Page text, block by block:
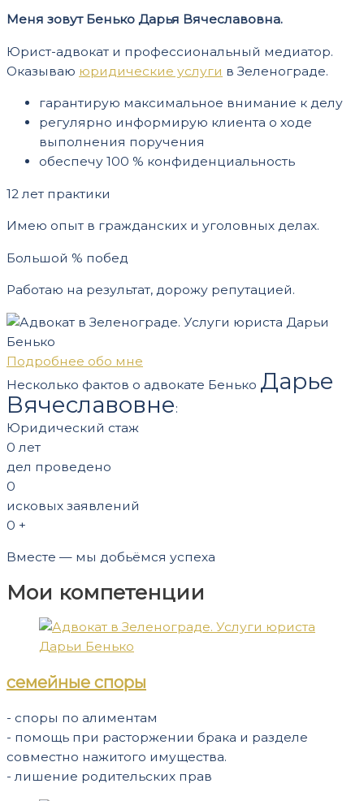
Меня зовут Бенько Дарья Вячеславовна.
Юрист-адвокат и профессиональный медиатор.
Оказываю юридические услуги в Зеленограде.
гарантирую максимальное внимание к делу
регулярно информирую клиента о ходе
выполнения поручения
обеспечу 100 % конфиденциальность
12 лет практики
Имею опыт в гражданских и уголовных делах.
Большой % побед
Работаю на результат, дорожу репутацией.
Подробнее обо мне
Несколько фактов о адвокате Бенько Дарье
Вячеславовне:
Юридический стаж
0 лет
дел проведено
0
исковых заявлений
0 +
Вместе — мы добьёмся успеха
Мои компетенции
семейные споры
- споры по алиментам
- помощь при расторжении брака и разделе
совместно нажитого имущества.
- лишение родительских прав